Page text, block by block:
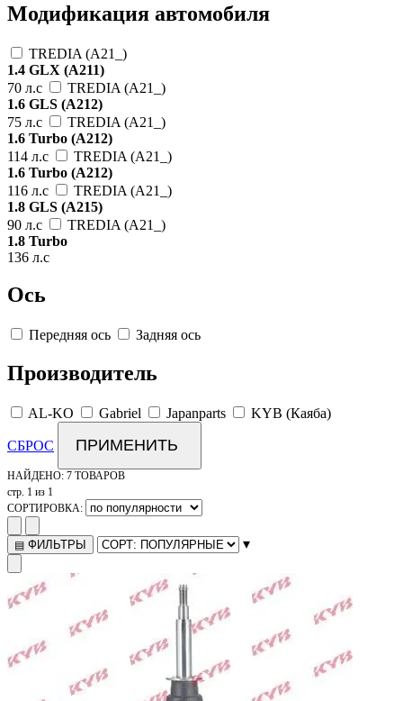
Модификация автомобиля
TREDIA (A21_)
1.4 GLX (A211)
70 л.с
TREDIA (A21_)
1.6 GLS (A212)
75 л.с
TREDIA (A21_)
1.6 Turbo (A212)
114 л.с
TREDIA (A21_)
1.6 Turbo (A212)
116 л.с
TREDIA (A21_)
1.8 GLS (A215)
90 л.с
TREDIA (A21_)
1.8 Turbo
136 л.с
Ось
Передняя ось Задняя ось
Производитель
AL-KO Gabriel Japanparts KYB (Каяба)
СБРОС ПРИМЕНИТЬ
НАЙДЕНО: 7 ТОВАРОВ
стр. 1 из 1
СОРТИРОВКА:
▤ ФИЛЬТРЫ ▾